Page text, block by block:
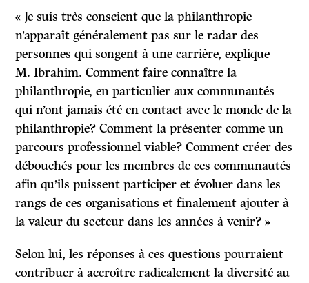
« Je suis très conscient que la philanthropie
n’apparaît généralement pas sur le radar des
personnes qui songent à une carrière, explique
M. Ibrahim. Comment faire connaître la
philanthropie, en particulier aux communautés
qui n’ont jamais été en contact avec le monde de la
philanthropie? Comment la présenter comme un
parcours professionnel viable? Comment créer des
débouchés pour les membres de ces communautés
afin qu’ils puissent participer et évoluer dans les
rangs de ces organisations et finalement ajouter à
la valeur du secteur dans les années à venir? »
Selon lui, les réponses à ces questions pourraient
contribuer à accroître radicalement la diversité au